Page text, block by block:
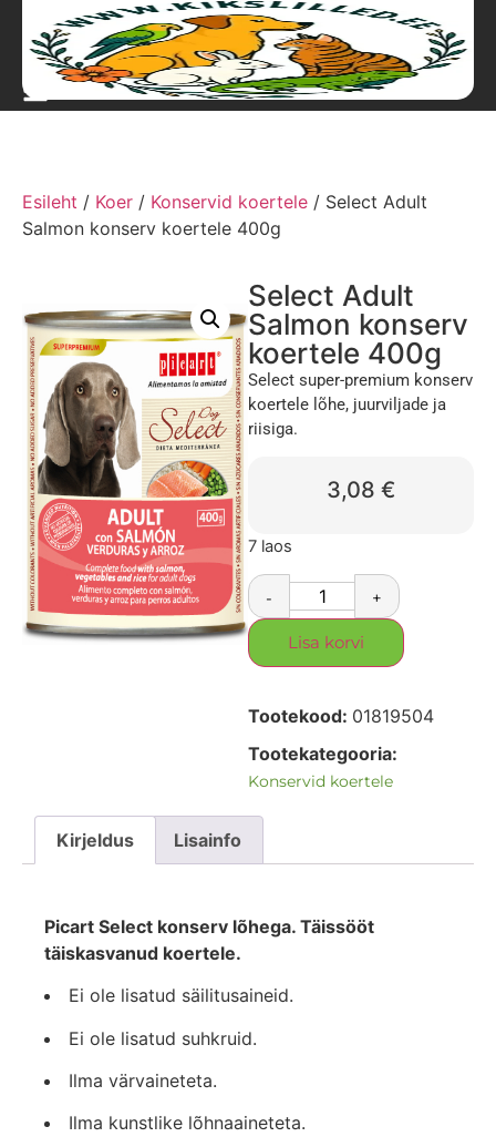
Esileht / Koer / Konservid koertele / Select Adult
Salmon konserv koertele 400g
Select Adult
Salmon konserv
koertele 400g
Select super-premium konserv
koertele lõhe, juurviljade ja
riisiga.
3,08 €
7 laos
- +
Lisa korvi
Tootekood: 01819504
Tootekategooria:
Konservid koertele
Kirjeldus Lisainfo
Picart Select konserv lõhega. Täissööt
täiskasvanud koertele.
Ei ole lisatud säilitusaineid.
Ei ole lisatud suhkruid.
Ilma värvaineteta.
Ilma kunstlike lõhnaaineteta.